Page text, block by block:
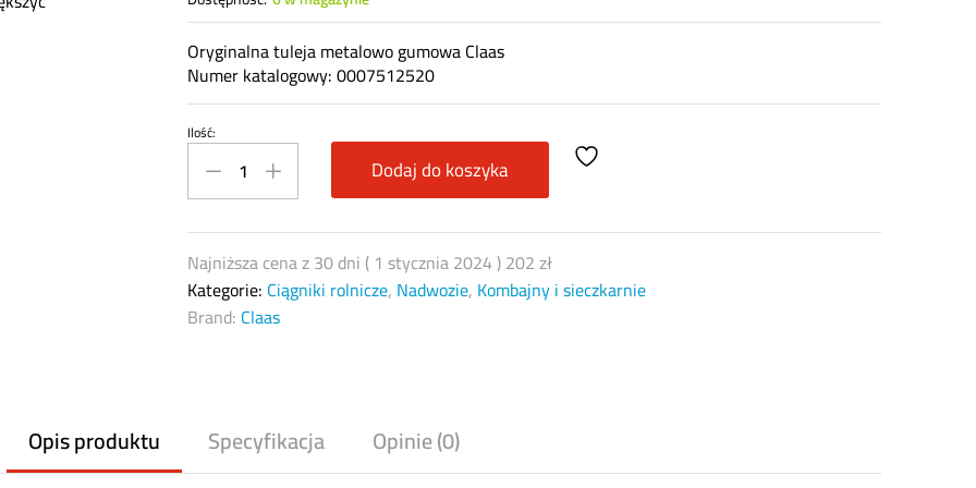
Oryginalna tuleja metalowo gumowa Claas
Numer katalogowy: 0007512520
Tuleja
metalowo
gumowa
0007512520
751252
quantity
Ilość:
Dodaj do koszyka
Najniższa cena z 30 dni ( 1 stycznia 2024)202zł
Kategorie: Ciągniki rolnicze, Nadwozie, Kombajny i sieczkarnie
Brand: Claas
Opis produktu Specyfikacja Opinie (0)